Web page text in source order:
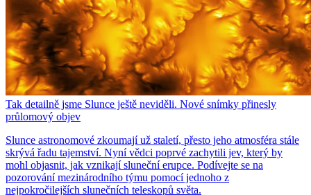
Tak detailně jsme Slunce ještě neviděli. Nové snímky přinesly
průlomový objev
Slunce astronomové zkoumají už staletí, přesto jeho atmosféra stále
skrývá řadu tajemství. Nyní vědci poprvé zachytili jev, který by
mohl objasnit, jak vznikají sluneční erupce. Podívejte se na
pozorování mezinárodního týmu pomocí jednoho z
nejpokročilejších slunečních teleskopů světa.